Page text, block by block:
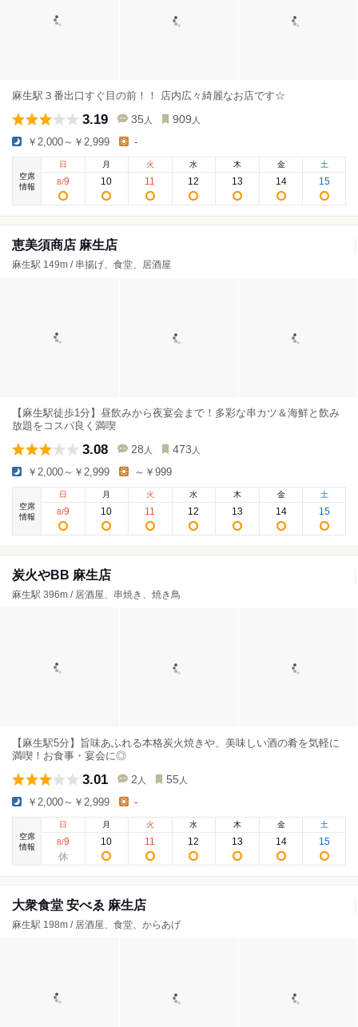
麻生駅３番出口すぐ目の前！！ 店内広々綺麗なお店です☆
3.19 35 人 909 人
￥2,000～￥2,999 -
空席
情報
日
8/9
月
10
火
11
水
12
木
13
金
14
土
15
恵美須商店 麻生店
麻生駅 149m / 串揚げ、食堂、居酒屋
【麻生駅徒歩1分】昼飲みから夜宴会まで！多彩な串カツ＆海鮮と飲み
放題をコスパ良く満喫
3.08 28 人 473 人
￥2,000～￥2,999 ～￥999
空席
情報
日
8/9
月
10
火
11
水
12
木
13
金
14
土
15
炭火やBB 麻生店
麻生駅 396m / 居酒屋、串焼き、焼き鳥
【麻生駅5分】旨味あふれる本格炭火焼きや、美味しい酒の肴を気軽に
満喫！お食事・宴会に◎
3.01 2 人 55 人
￥2,000～￥2,999 -
空席
情報
日
8/9
月
10
火
11
水
12
木
13
金
14
土
15
大衆食堂 安べゑ 麻生店
麻生駅 198m / 居酒屋、食堂、からあげ